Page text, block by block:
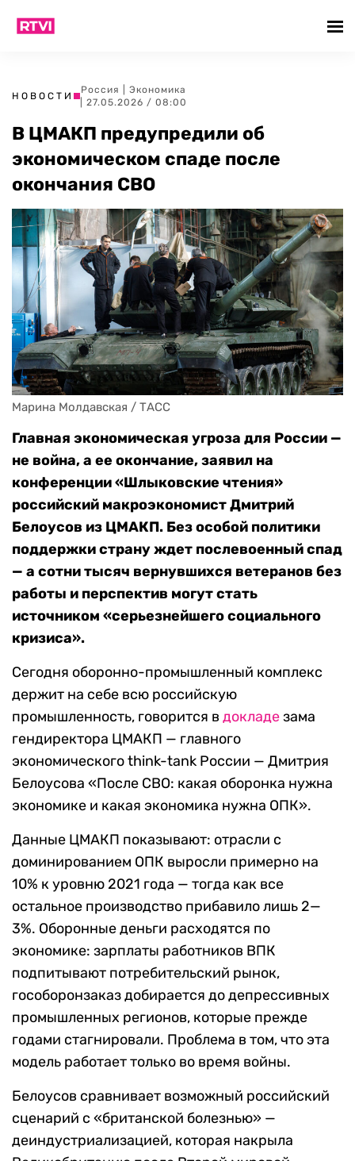
НОВОСТИ
Россия
Экономика
| 27.05.2026 / 08:00
В ЦМАКП предупредили об
экономическом спаде после
окончания СВО
Марина Молдавская / ТАСС
Главная экономическая угроза для России —
не война, а ее окончание, заявил на
конференции «Шлыковские чтения»
российский макроэкономист Дмитрий
Белоусов из ЦМАКП. Без особой политики
поддержки страну ждет послевоенный спад
— а сотни тысяч вернувшихся ветеранов без
работы и перспектив могут стать
источником «серьезнейшего социального
кризиса».
Сегодня оборонно-промышленный комплекс
держит на себе всю российскую
промышленность, говорится в докладезама
гендиректора ЦМАКП — главного
экономического think-tank России — Дмитрия
Белоусова «После СВО: какая оборонка нужна
экономике и какая экономика нужна ОПК».
Данные ЦМАКП показывают: отрасли с
доминированием ОПК выросли примерно на
10% к уровню 2021 года — тогда как все
остальное производство прибавило лишь 2—
3%. Оборонные деньги расходятся по
экономике: зарплаты работников ВПК
подпитывают потребительский рынок,
гособоронзаказ добирается до депрессивных
промышленных регионов, которые прежде
годами стагнировали. Проблема в том, что эта
модель работает только во время войны.
Белоусов сравнивает возможный российский
сценарий с «британской болезнью» —
деиндустриализацией, которая накрыла